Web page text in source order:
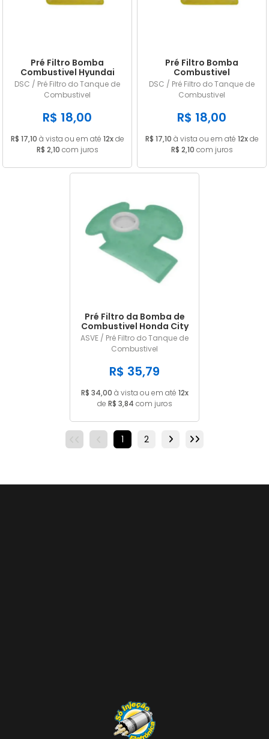
Pré Filtro Bomba
Combustivel Hyundai
Tucson 2.0 ano 2004 a
2011
DSC / Pré Filtro do Tanque de
Combustivel
R$ 18,00
R$ 17,10 à vista ou em até 12xde
R$ 2,10 com juros
Pré Filtro Bomba
Combustivel
Kia Sportage 2.0 16V ano
2004/... em diante
DSC / Pré Filtro do Tanque de
Combustivel
R$ 18,00
R$ 17,10 à vista ou em até 12xde
R$ 2,10 com juros
Pré Filtro da Bomba de
Combustivel Honda City
Fit HRV 2014/... em
diante Ford Focus 2010 a
2013
ASVE / Pré Filtro do Tanque de
Combustivel
R$ 35,79
R$ 34,00 à vista ou em até 12x
de R$ 3,84 com juros
1 2